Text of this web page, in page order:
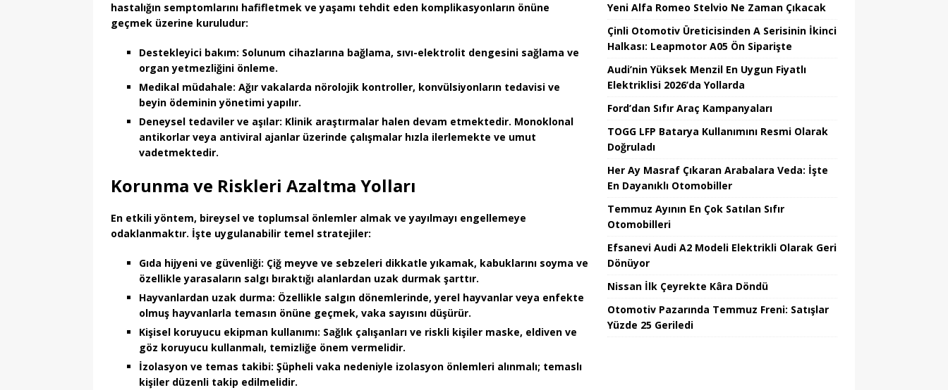
hastalığın semptomlarını hafifletmek ve yaşamı tehdit eden komplikasyonların önüne
geçmek üzerine kuruludur:
Destekleyici bakım: Solunum cihazlarına bağlama, sıvı-elektrolit dengesini sağlama ve
organ yetmezliğini önleme.
Medikal müdahale: Ağır vakalarda nörolojik kontroller, konvülsiyonların tedavisi ve
beyin ödeminin yönetimi yapılır.
Deneysel tedaviler ve aşılar: Klinik araştırmalar halen devam etmektedir. Monoklonal
antikorlar veya antiviral ajanlar üzerinde çalışmalar hızla ilerlemekte ve umut
vadetmektedir.
Korunma ve Riskleri Azaltma Yolları
En etkili yöntem, bireysel ve toplumsal önlemler almak ve yayılmayı engellemeye
odaklanmaktır. İşte uygulanabilir temel stratejiler:
Gıda hijyeni ve güvenliği: Çiğ meyve ve sebzeleri dikkatle yıkamak, kabuklarını soyma ve
özellikle yarasaların salgı bıraktığı alanlardan uzak durmak şarttır.
Hayvanlardan uzak durma: Özellikle salgın dönemlerinde, yerel hayvanlar veya enfekte
olmuş hayvanlarla temasın önüne geçmek, vaka sayısını düşürür.
Kişisel koruyucu ekipman kullanımı: Sağlık çalışanları ve riskli kişiler maske, eldiven ve
göz koruyucu kullanmalı, temizliğe önem vermelidir.
İzolasyon ve temas takibi: Şüpheli vaka nedeniyle izolasyon önlemleri alınmalı; temaslı
kişiler düzenli takip edilmelidir.
Yeni Alfa Romeo Stelvio Ne Zaman Çıkacak
Çinli Otomotiv Üreticisinden A Serisinin İkinci
Halkası: Leapmotor A05 Ön Siparişte
Audi’nin Yüksek Menzil En Uygun Fiyatlı
Elektriklisi 2026’da Yollarda
Ford’dan Sıfır Araç Kampanyaları
TOGG LFP Batarya Kullanımını Resmi Olarak
Doğruladı
Her Ay Masraf Çıkaran Arabalara Veda: İşte
En Dayanıklı Otomobiller
Temmuz Ayının En Çok Satılan Sıfır
Otomobilleri
Efsanevi Audi A2 Modeli Elektrikli Olarak Geri
Dönüyor
Nissan İlk Çeyrekte Kâra Döndü
Otomotiv Pazarında Temmuz Freni: Satışlar
Yüzde 25 Geriledi